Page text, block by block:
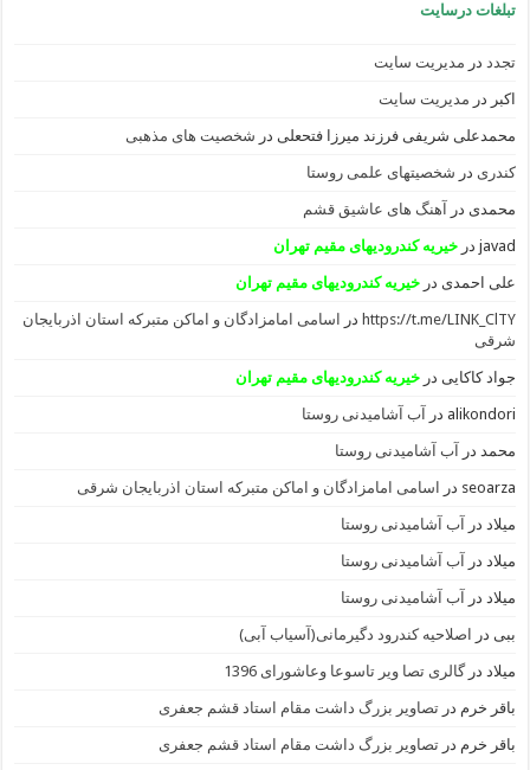
تبلغات درسایت
تجدد در مدیریت سایت
اکبر در مدیریت سایت
محمدعلی شریفی فرزند میرزا فتحعلی در شخصیت های مذهبی
کندری در شخصیتهای علمی روستا
محمدی در آهنگ های عاشیق قشم
javad درخیریه کندرودیهای مقیم تهران
علی احمدی درخیریه کندرودیهای مقیم تهران
https://t.me/LINK_ClTY در
اسامی امامزادگان و اماکن متبرکه استان اذربایجان
شرقی
جواد کاکایی درخیریه کندرودیهای مقیم تهران
alikondori در آب آشامیدنی روستا
محمد در آب آشامیدنی روستا
seoarza در اسامی امامزادگان و اماکن متبرکه استان اذربایجان شرقی
میلاد در آب آشامیدنی روستا
میلاد در آب آشامیدنی روستا
میلاد در آب آشامیدنی روستا
ببی در اصلاحیه کندرود دگیرمانی(آسیاب آبی)
میلاد درگالری تصا ویر تاسوعا وعاشورای 1396
باقر خرم درتصاویر بزرگ داشت مقام استاد قشم جعفری
باقر خرم درتصاویر بزرگ داشت مقام استاد قشم جعفری